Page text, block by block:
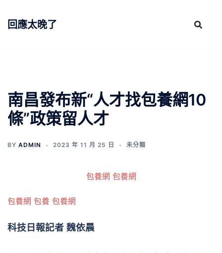
回應太晚了
南昌發布新“人才找包養網10
條”政策留人才
BY ADMIN 2023 年 11 月 25 日 未分類
包養網 包養網
包養網 包養 包養網
科技日報記者 魏依晨